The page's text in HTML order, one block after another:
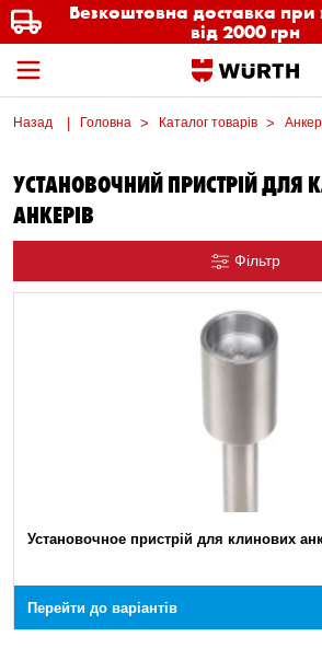
Безкоштовна доставка при
від 2000 грн
Назад Головна Каталог товарів
УСТАНОВОЧНИЙ ПРИСТРІЙ ДЛЯ
АНКЕРІВ
Фільтр
Установочное пристрій для клинових
Перейти до варіантів